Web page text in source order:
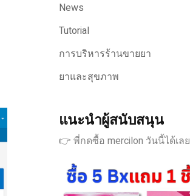
News
Tutorial
การบริหารร้านขายยา
ยาและสุขภาพ
แนะนำผู้สนับสนุน
👉 พี่กดซื้อ mercilon วันนี้ได้เลย